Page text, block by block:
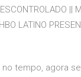
||
LATINO
tempo, agora